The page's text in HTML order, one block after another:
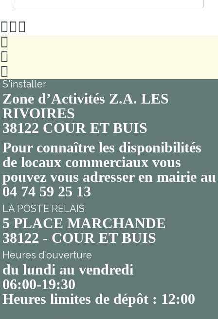
S'installer
Zone d’Activités Z.A. LES
RIVOIRES
38122 COUR ET BUIS
Pour connaître les disponibilités
de locaux commerciaux vous
pouvez vous adresser en mairie au
04 74 59 25 13
LA POSTE RELAIS
5 PLACE MARCHANDE
38122 - COUR ET BUIS
Heures d'ouverture
du lundi au vendredi
06:00-19:30
Heures limites de dépôt : 12:00